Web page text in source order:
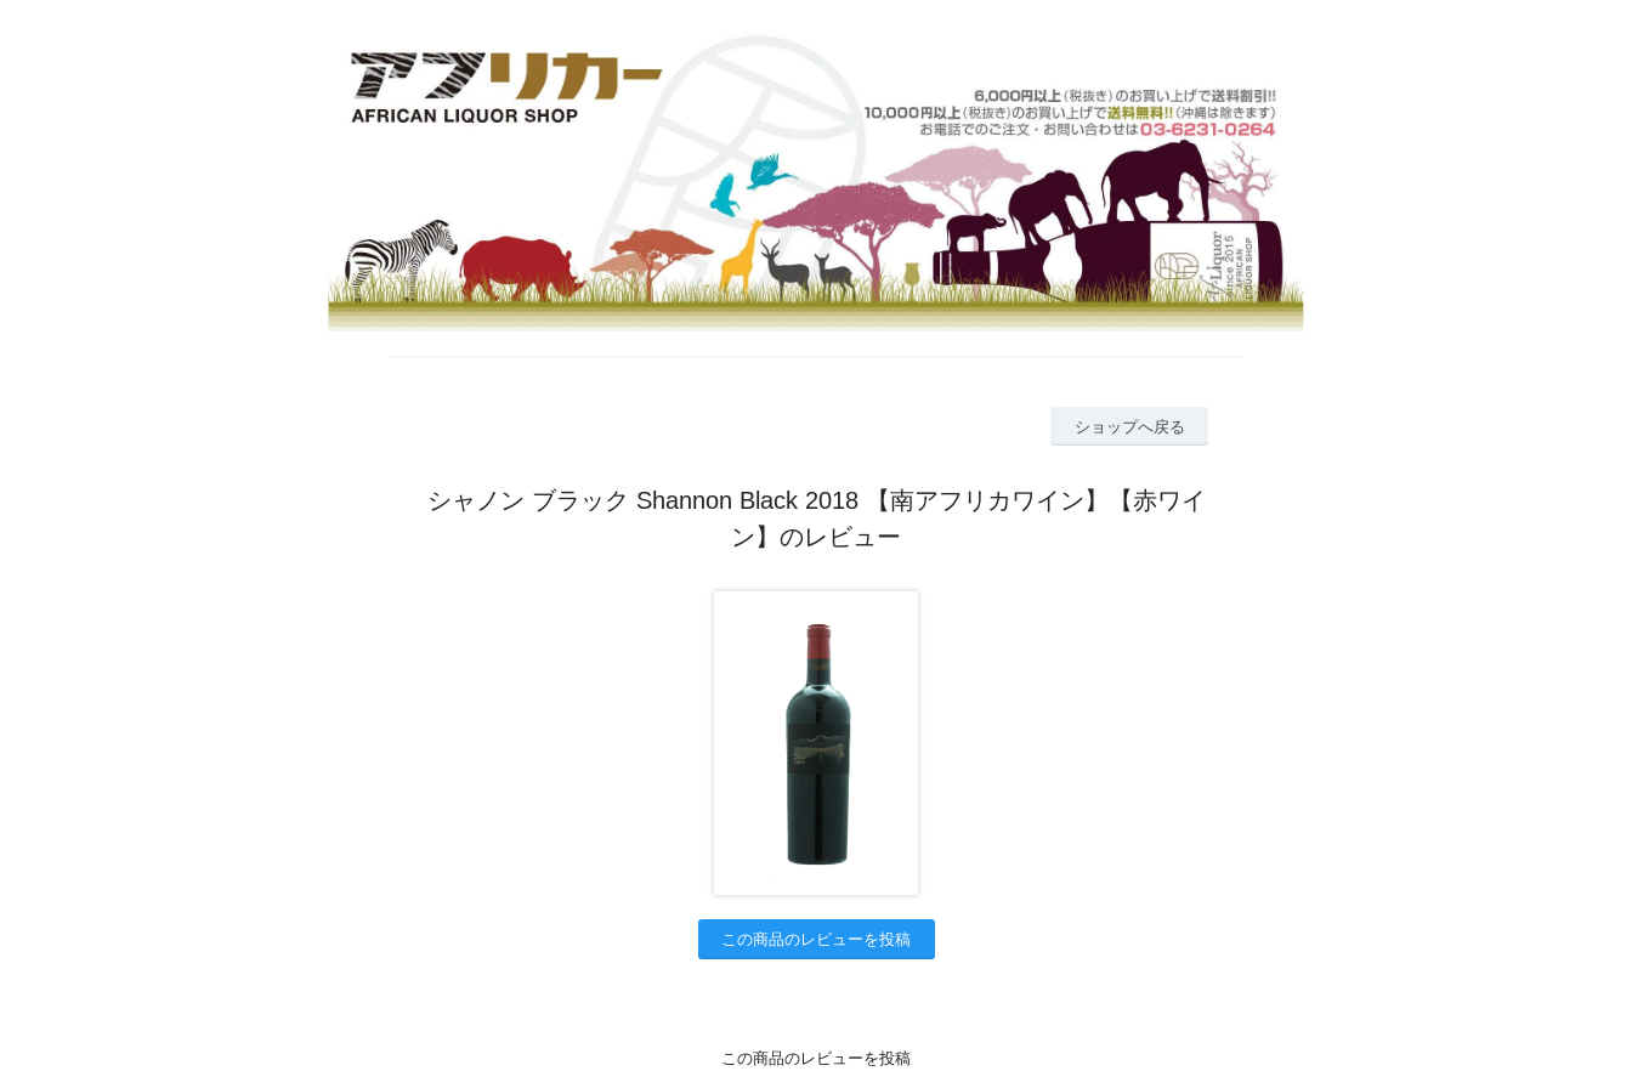
ショップへ戻る
シャノン ブラック Shannon Black 2018 【南アフリカワイン】【赤ワイ
ン】のレビュー
この商品のレビューを投稿
この商品のレビューを投稿